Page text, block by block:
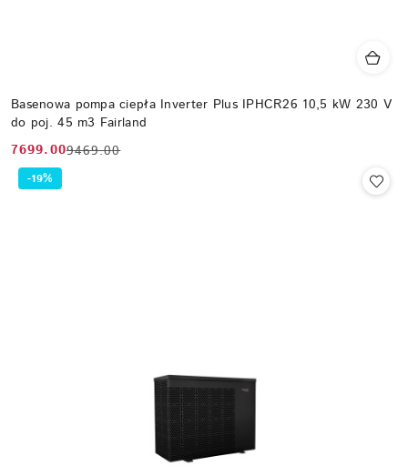
Basenowa pompa ciepła Inverter Plus IPHCR26 10,5 kW 230 V
do poj. 45 m3 Fairland
Cena
promocyjna:
7699.00
Cena
przed
9469.00
-19%